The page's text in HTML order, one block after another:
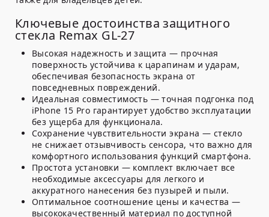
Ключевые достоинства защитного
стекла Remax GL-27
Высокая надежность и защита — прочная
поверхность устойчива к царапинам и ударам,
обеспечивая безопасность экрана от
повседневных повреждений.
Идеальная совместимость — точная подгонка под
iPhone 15 Pro гарантирует удобство эксплуатации
без ущерба для функционала.
Сохранение чувствительности экрана — стекло
не снижает отзывчивость сенсора, что важно для
комфортного использования функций смартфона.
Простота установки — комплект включает все
необходимые аксессуары для легкого и
аккуратного нанесения без пузырей и пыли.
Оптимальное соотношение цены и качества —
высококачественный материал по доступной